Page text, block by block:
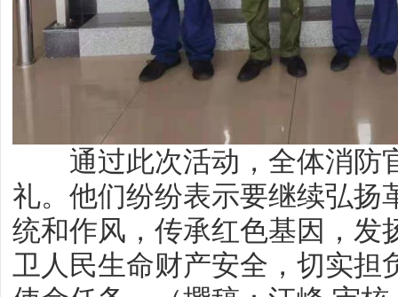
通过此次活动，全体消防
礼。他们纷纷表示要继续弘扬
统和作风，传承红色基因，发
卫人民生命财产安全，切实担